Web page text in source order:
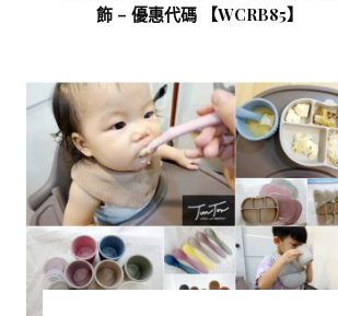
飾 – 優惠代碼 【WCRB85 】